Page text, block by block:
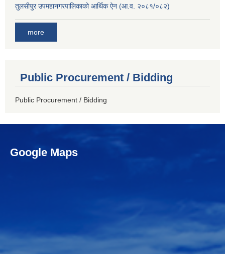
तुलसीपुर उपमहानगरपालिकाको आर्थिक ऐन (आ.व. २०८१/०८२)
more
Public Procurement / Bidding
Public Procurement / Bidding
Google Maps